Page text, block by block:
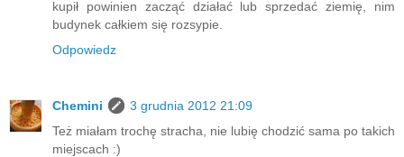
kupił powinien zacząć działać lub sprzedać ziemię, nim
budynek całkiem się rozsypie.
Odpowiedz
Chemini
3 grudnia 2012 21:09
Też miałam trochę stracha, nie lubię chodzić sama po takich
miejscach :)